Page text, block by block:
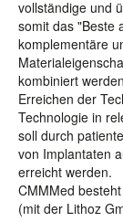
vollständige und
somit das "Beste
komplementäre
kombiniert
Erreichen der
Technologie in
soll durch
von Implantaten
erreicht werden.
CMMMed
(mit der Lithoz